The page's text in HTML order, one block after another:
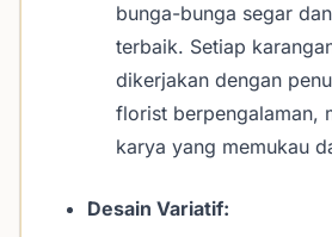
bunga-bunga segar
terbaik. Setiap
dikerjakan dengan
florist berpengalaman,
karya yang memukau
Desain Variatif: